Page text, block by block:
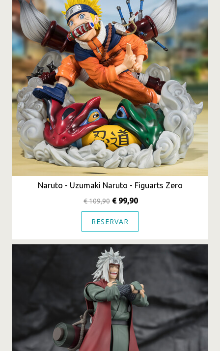
Naruto - Uzumaki Naruto - Figuarts Zero
€ 109,90 € 99,90
RESERVAR